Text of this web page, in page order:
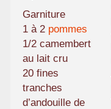
Garniture
1 à 2 pommes
1/2 camembert
au lait cru
20 fines
tranches
d’andouille de